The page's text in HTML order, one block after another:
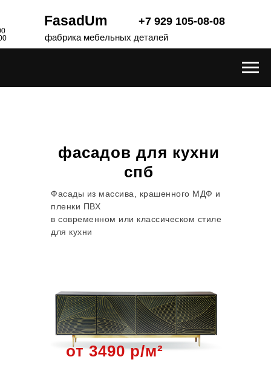
FasadUm
фабрика мебельных деталей
+7 929 105-08-08
фасадов для кухни
спб
Фасады из массива, крашенного МДФ и
пленки ПВХ
в современном или классическом стиле
для кухни
от 3490 р/м²